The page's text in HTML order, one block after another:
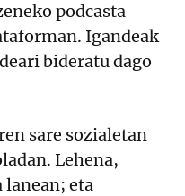
podcasta
Igandeak
bideratu dago
sare sozialetan
Lehena,
eta